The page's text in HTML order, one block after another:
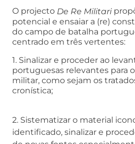
O projecto De Re Militari
potencial e ensaiar a (re)
do campo de batalha
centrado em três vertentes:
1. Sinalizar e proceder ao
portuguesas relevantes para
militar, como sejam os
cronística;
2. Sistematizar o material
identificado, sinalizar e